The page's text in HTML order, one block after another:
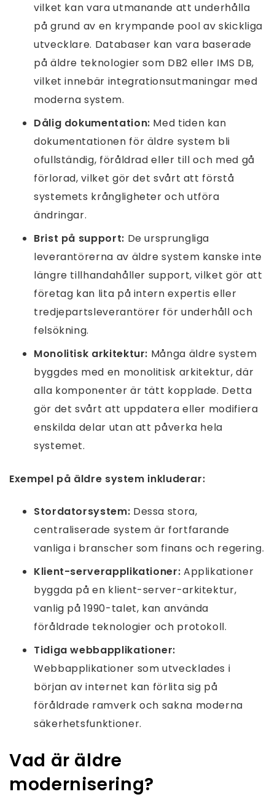
vilket kan vara utmanande att underhålla
på grund av en krympande pool av skickliga
utvecklare. Databaser kan vara baserade
på äldre teknologier som DB2 eller IMS DB,
vilket innebär integrationsutmaningar med
moderna system.
Dålig dokumentation: Med tiden kan
dokumentationen för äldre system bli
ofullständig, föråldrad eller till och med gå
förlorad, vilket gör det svårt att förstå
systemets krångligheter och utföra
ändringar.
Brist på support: De ursprungliga
leverantörerna av äldre system kanske inte
längre tillhandahåller support, vilket gör att
företag kan lita på intern expertis eller
tredjepartsleverantörer för underhåll och
felsökning.
Monolitisk arkitektur: Många äldre system
byggdes med en monolitisk arkitektur, där
alla komponenter är tätt kopplade. Detta
gör det svårt att uppdatera eller modifiera
enskilda delar utan att påverka hela
systemet.
Exempel på äldre system inkluderar:
Stordatorsystem: Dessa stora,
centraliserade system är fortfarande
vanliga i branscher som finans och regering.
Klient-serverapplikationer: Applikationer
byggda på en klient-server-arkitektur,
vanlig på 1990-talet, kan använda
föråldrade teknologier och protokoll.
Tidiga webbapplikationer:
Webbapplikationer som utvecklades i
början av internet kan förlita sig på
föråldrade ramverk och sakna moderna
säkerhetsfunktioner.
Vad är äldre
modernisering?